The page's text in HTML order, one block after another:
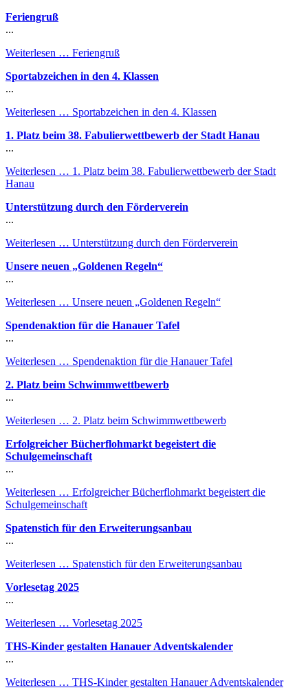
Feriengruß
...
Weiterlesen … Feriengruß
Sportabzeichen in den 4. Klassen
...
Weiterlesen … Sportabzeichen in den 4. Klassen
1. Platz beim 38. Fabulierwettbewerb der Stadt Hanau
...
Weiterlesen … 1. Platz beim 38. Fabulierwettbewerb der Stadt
Hanau
Unterstützung durch den Förderverein
...
Weiterlesen … Unterstützung durch den Förderverein
Unsere neuen „Goldenen Regeln“
...
Weiterlesen … Unsere neuen „Goldenen Regeln“
Spendenaktion für die Hanauer Tafel
...
Weiterlesen … Spendenaktion für die Hanauer Tafel
2. Platz beim Schwimmwettbewerb
...
Weiterlesen … 2. Platz beim Schwimmwettbewerb
Erfolgreicher Bücherflohmarkt begeistert die
Schulgemeinschaft
...
Weiterlesen … Erfolgreicher Bücherflohmarkt begeistert die
Schulgemeinschaft
Spatenstich für den Erweiterungsanbau
...
Weiterlesen … Spatenstich für den Erweiterungsanbau
Vorlesetag 2025
...
Weiterlesen … Vorlesetag 2025
THS-Kinder gestalten Hanauer Adventskalender
...
Weiterlesen … THS-Kinder gestalten Hanauer Adventskalender